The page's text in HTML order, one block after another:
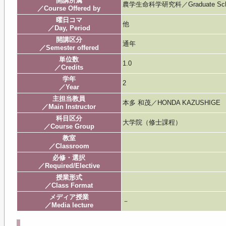
／Course Offered by
農学生命科学研究科／Graduate
曜日コマ
／Day, Period
他
開講区分
／Semester offered
通年
単位数
／Credits
1.0
学年
／Year
2
主担当教員
／Main Instructor
本多 和茂／HONDA KAZUSHIGE
科目区分
／Course Group
大学院（修士課程）
教室
／Classroom
必修・選択
／Required/Elective
授業形式
／Class Format
メディア授業
／Media lecture
－